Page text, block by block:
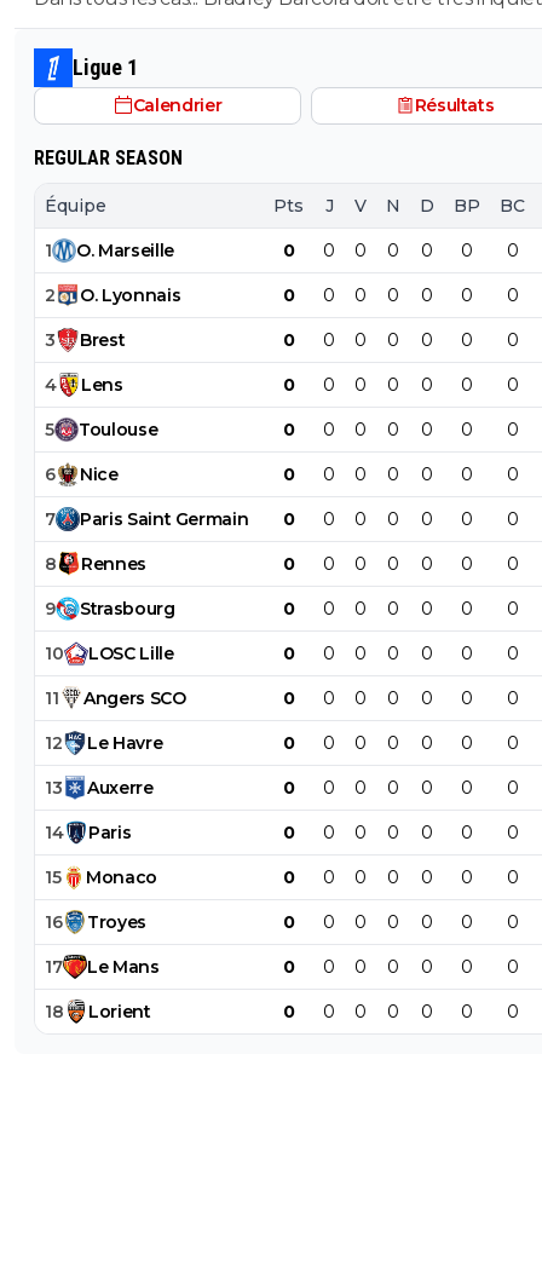
qui est vraiment compréhensible lorsque l'on sait
le PSG a traiter Kylian Mbappé lorsqu'il avait voulu
PSG.
Ligue 1
Calendrier Résultats
REGULAR SEASON
Équipe Pts J V N D BP BC
1 O. Marseille 0 0 0 0 0 0 0
2 O. Lyonnais 0 0 0 0 0 0 0
3 Brest 0 0 0 0 0 0 0
4 Lens 0 0 0 0 0 0 0
5 Toulouse 0 0 0 0 0 0 0
6 Nice 0 0 0 0 0 0 0
7 Paris Saint Germain 0 0 0 0 0 0 0
8 Rennes 0 0 0 0 0 0 0
9 Strasbourg 0 0 0 0 0 0 0
10 LOSC Lille 0 0 0 0 0 0 0
11 Angers SCO 0 0 0 0 0 0 0
12 Le Havre 0 0 0 0 0 0 0
13 Auxerre 0 0 0 0 0 0 0
14 Paris 0 0 0 0 0 0 0
15 Monaco 0 0 0 0 0 0 0
16 Troyes 0 0 0 0 0 0 0
17 Le Mans 0 0 0 0 0 0 0
18 Lorient 0 0 0 0 0 0 0